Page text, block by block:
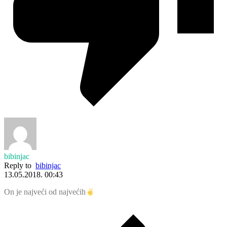
bibinjac
Reply to bibinjac
13.05.2018. 00:43
On je najveći od najvećih